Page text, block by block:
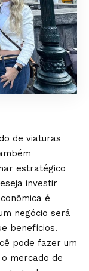
de viaturas
estratégico
investir
é
negócio será
benefícios.
pode fazer um
mercado de